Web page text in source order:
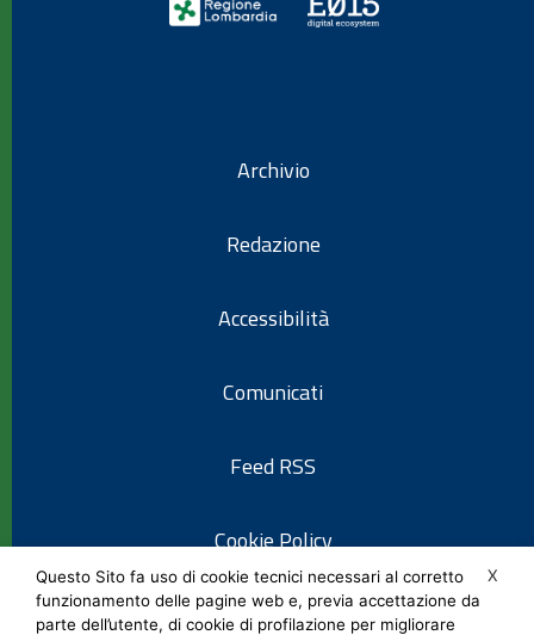
Archivio
Redazione
Accessibilità
Comunicati
Feed RSS
Cookie Policy
Informativa privacy
X
Questo Sito fa uso di cookie tecnici necessari al corretto
funzionamento delle pagine web e, previa accettazione da
parte dell’utente, di cookie di profilazione per migliorare